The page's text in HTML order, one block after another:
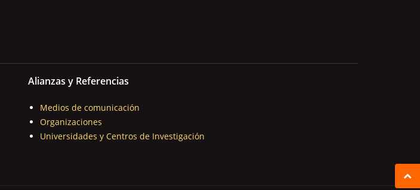
Alianzas y Referencias
Medios de comunicación
Organizaciones
Universidades y Centros de Investigación